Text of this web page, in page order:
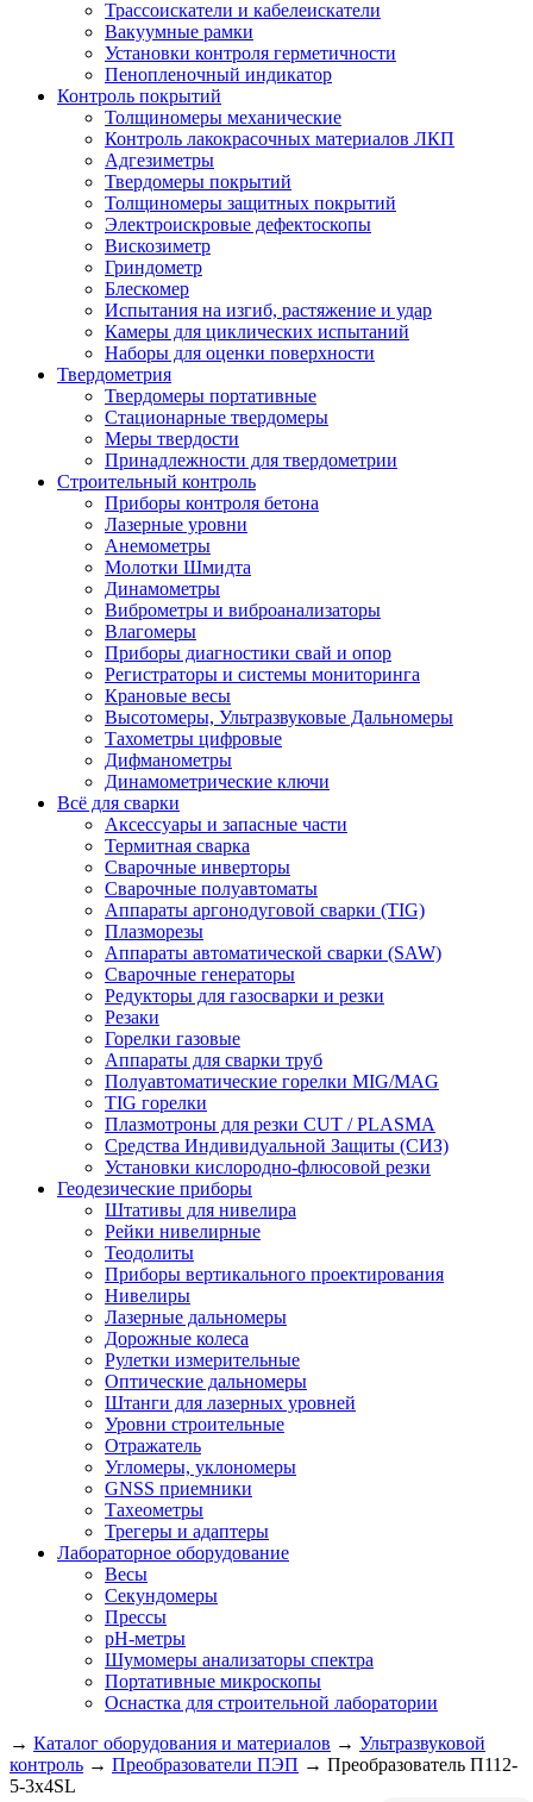
Трассоискатели и кабелеискатели
Вакуумные рамки
Установки контроля герметичности
Пенопленочный индикатор
Контроль покрытий
Толщиномеры механические
Контроль лакокрасочных материалов ЛКП
Адгезиметры
Твердомеры покрытий
Толщиномеры защитных покрытий
Электроискровые дефектоскопы
Вискозиметр
Гриндометр
Блескомер
Испытания на изгиб, растяжение и удар
Камеры для циклических испытаний
Наборы для оценки поверхности
Твердометрия
Твердомеры портативные
Стационарные твердомеры
Меры твердости
Принадлежности для твердометрии
Строительный контроль
Приборы контроля бетона
Лазерные уровни
Анемометры
Молотки Шмидта
Динамометры
Виброметры и виброанализаторы
Влагомеры
Приборы диагностики свай и опор
Регистраторы и системы мониторинга
Крановые весы
Высотомеры, Ультразвуковые Дальномеры
Тахометры цифровые
Дифманометры
Динамометрические ключи
Всё для сварки
Аксессуары и запасные части
Термитная сварка
Сварочные инверторы
Сварочные полуавтоматы
Аппараты аргонодуговой сварки (TIG)
Плазморезы
Аппараты автоматической сварки (SAW)
Сварочные генераторы
Редукторы для газосварки и резки
Резаки
Горелки газовые
Аппараты для сварки труб
Полуавтоматические горелки MIG/MAG
TIG горелки
Плазмотроны для резки CUT / PLASMA
Средства Индивидуальной Защиты (СИЗ)
Установки кислородно-флюсовой резки
Геодезические приборы
Штативы для нивелира
Рейки нивелирные
Теодолиты
Приборы вертикального проектирования
Нивелиры
Лазерные дальномеры
Дорожные колеса
Рулетки измерительные
Оптические дальномеры
Штанги для лазерных уровней
Уровни строительные
Отражатель
Угломеры, уклономеры
GNSS приемники
Тахеометры
Трегеры и адаптеры
Лабораторное оборудование
Весы
Секундомеры
Прессы
pH-метры
Шумомеры анализаторы спектра
Портативные микроскопы
Оснастка для строительной лаборатории
→ Каталог оборудования и материалов → Ультразвуковой
контроль → Преобразователи ПЭП → Преобразователь П112-
5-3x4SL